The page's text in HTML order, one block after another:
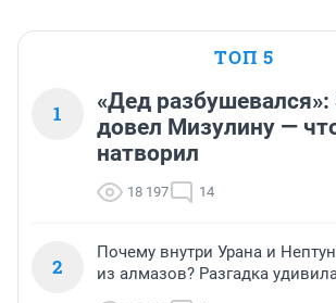
ТОП 5
1
«Дед разбушевался»:
довел Мизулину —
натворил
18 197 14
2
Почему внутри Урана и
из алмазов? Разгадка